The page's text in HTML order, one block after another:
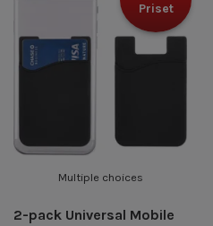
Priset
Multiple choices
2-pack Universal Mobile